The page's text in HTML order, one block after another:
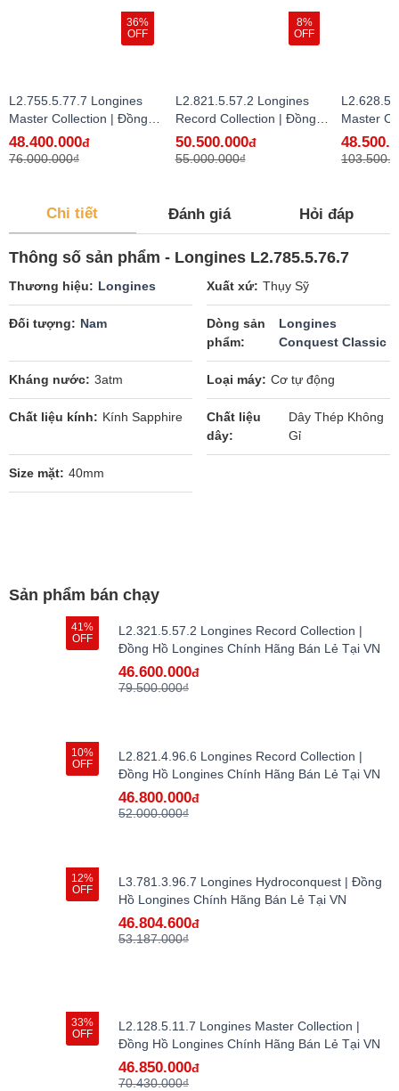
36%
OFF
L2.755.5.77.7 Longines
Master Collection | Đồng
Hồ Longines Chính Hãng
Bán Lẻ Tại VN - hàng lướt
48.400.000đ
76.000.000₫
8%
OFF
L2.821.5.57.2 Longines
Record Collection | Đồng
Hồ Longines Chính Hãng
Bán Lẻ Tại VN
50.500.000đ
55.000.000₫
Master
Hồ
Bán Lẻ
Chi tiết Đánh giá Hỏi đáp
Thông số sản phẩm - Longines L2.785.5.76.7
Thương hiệu Longines Xuất xứ Thụy Sỹ
Đối tượng Nam
Dòng sản
phẩm
Longines
Conquest Classic
Kháng nước 3atm Loại máy Cơ tự động
Chất liệu kính Kính Sapphire
Chất liệu
dây
Dây Thép Không
Gỉ
Size mặt 40mm
Sản phẩm bán chạy
41%
OFF
L2.321.5.57.2 Longines Record Collection |
Đồng Hồ Longines Chính Hãng Bán Lẻ Tại VN
46.600.000đ
79.500.000₫
10%
OFF
L2.821.4.96.6 Longines Record Collection |
Đồng Hồ Longines Chính Hãng Bán Lẻ Tại VN
46.800.000đ
52.000.000₫
12%
OFF
L3.781.3.96.7 Longines Hydroconquest | Đồng
Hồ Longines Chính Hãng Bán Lẻ Tại VN
46.804.600đ
53.187.000₫
33%
OFF
L2.128.5.11.7 Longines Master Collection |
Đồng Hồ Longines Chính Hãng Bán Lẻ Tại VN
46.850.000đ
70.430.000₫